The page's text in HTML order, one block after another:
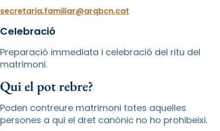
secretaria.familiar@arqbcn.cat
Celebració
Preparació immediata i celebració del ritu del
matrimoni.
Qui el pot rebre?
Poden contreure matrimoni totes aquelles
persones a qui el dret canònic no ho prohibeixi.